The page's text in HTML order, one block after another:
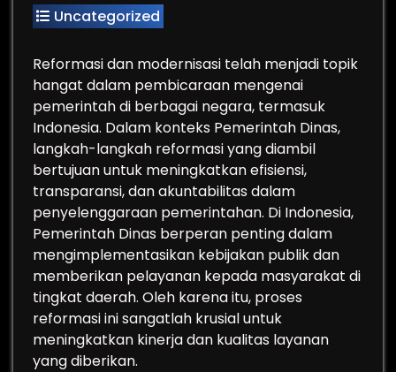
Uncategorized
Reformasi dan modernisasi telah menjadi topik
hangat dalam pembicaraan mengenai
pemerintah di berbagai negara, termasuk
Indonesia. Dalam konteks Pemerintah Dinas,
langkah-langkah reformasi yang diambil
bertujuan untuk meningkatkan efisiensi,
transparansi, dan akuntabilitas dalam
penyelenggaraan pemerintahan. Di Indonesia,
Pemerintah Dinas berperan penting dalam
mengimplementasikan kebijakan publik dan
memberikan pelayanan kepada masyarakat di
tingkat daerah. Oleh karena itu, proses
reformasi ini sangatlah krusial untuk
meningkatkan kinerja dan kualitas layanan
yang diberikan.